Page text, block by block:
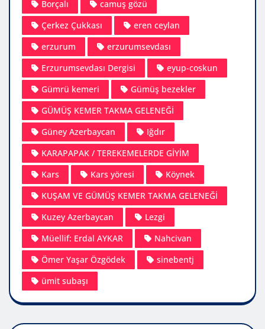
Borçalı
camuş gözü
Çerkez Çukkası
eren ceylan
erzurum
erzurumsevdası
Erzurumsevdası Dergisi
eyup-coskun
Gümrü kemeri
Gümüş bezekler
GÜMÜŞ KEMER TAKMA GELENEĞİ
Güney Azerbaycan
Iğdır
KARAPAPAK / TEREKEMELERDE GİYİM
Kars
Kars yöresi
Köynek
KUŞAM VE GÜMÜŞ KEMER TAKMA GELENEĞİ
Kuzey Azerbaycan
Lezgi
Müellif: Erdal AYKAR
Nahcivan
Ömer Yaşar Özgödek
sinebentj
ümit subaşı